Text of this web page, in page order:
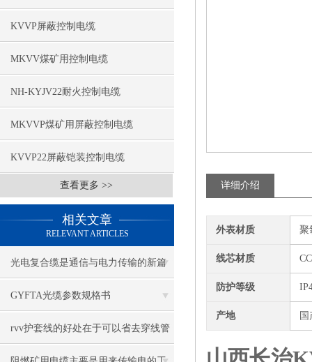
KVVP屏蔽控制电缆
MKVV煤矿用控制电缆
NH-KYJV22耐火控制电缆
MKVVP煤矿用屏蔽控制电缆
KVVP22屏蔽铠装控制电缆
查看更多 >>
相关文章
RELEVANT ARTICLES
光电复合缆是通信与电力传输的新篇
章
GYFTA光缆参数规格书
rvv护套线的好处在于可以省去穿线管
或者穿线槽
详细介绍
外表材质 聚
线芯材质
防护等级
产地 国